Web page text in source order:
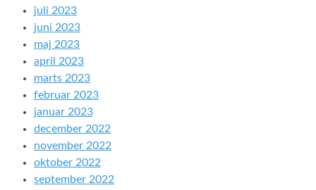
juli 2023
juni 2023
maj 2023
april 2023
marts 2023
februar 2023
januar 2023
december 2022
november 2022
oktober 2022
september 2022